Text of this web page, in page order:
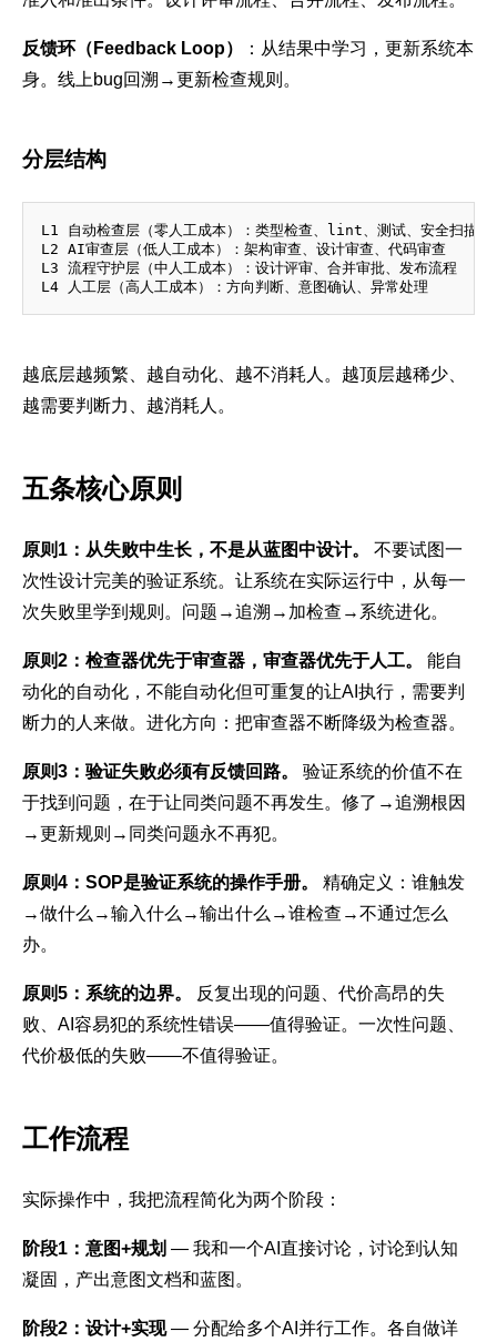
反馈环（Feedback Loop）
：从结果中学习，更新系统本
身。线上bug回溯→更新检查规则。
分层结构
L1 自动检查层（零人工成本）：类型检查、lint、测试、安全扫描
L2 AI审查层（低人工成本）：架构审查、设计审查、代码审查
L3 流程守护层（中人工成本）：设计评审、合并审批、发布流程
越底层越频繁、越自动化、越不消耗人。越顶层越稀少、
越需要判断力、越消耗人。
五条核心原则
原则1：从失败中生长，不是从蓝图中设计。
不要试图一
次性设计完美的验证系统。让系统在实际运行中，从每一
次失败里学到规则。问题→追溯→加检查→系统进化。
原则2：检查器优先于审查器，审查器优先于人工。
能自
动化的自动化，不能自动化但可重复的让AI执行，需要判
断力的人来做。进化方向：把审查器不断降级为检查器。
原则3：验证失败必须有反馈回路。
验证系统的价值不在
于找到问题，在于让同类问题不再发生。修了→追溯根因
→更新规则→同类问题永不再犯。
原则4：SOP是验证系统的操作手册。
精确定义：谁触发
→做什么→输入什么→输出什么→谁检查→不通过怎么
办。
原则5：系统的边界。
反复出现的问题、代价高昂的失
败、AI容易犯的系统性错误——值得验证。一次性问题、
代价极低的失败——不值得验证。
工作流程
实际操作中，我把流程简化为两个阶段：
阶段1：意图+规划 — 我和一个AI直接讨论，讨论到认知
凝固，产出意图文档和蓝图。
阶段2：设计+实现— 分配给多个AI并行工作。各自做详